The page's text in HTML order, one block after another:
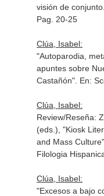
visión de conjunto.
Pag. 20-25
Clúa, Isabel:
"Autoparodia,
apuntes sobre
Castañón". En:
Clúa, Isabel:
Review/Reseña:
(eds.), "Kiosk
and Mass Culture".
Filologia
Clúa, Isabel:
"Excesos a bajo